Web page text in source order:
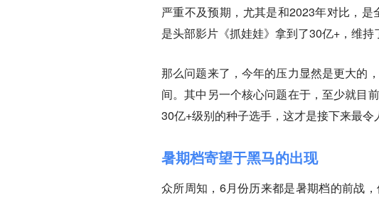
严重不及预期，尤其是和2023年对比，
是头部影片《抓娃娃》拿到了30亿+，维持
那么问题来了，今年的压力显然是更大的
间。其中另一个核心问题在于，至少就目
30亿+级别的种子选手，这才是接下来最令
暑期档寄望于黑马的出现
众所周知，6月份历来都是暑期档的前战